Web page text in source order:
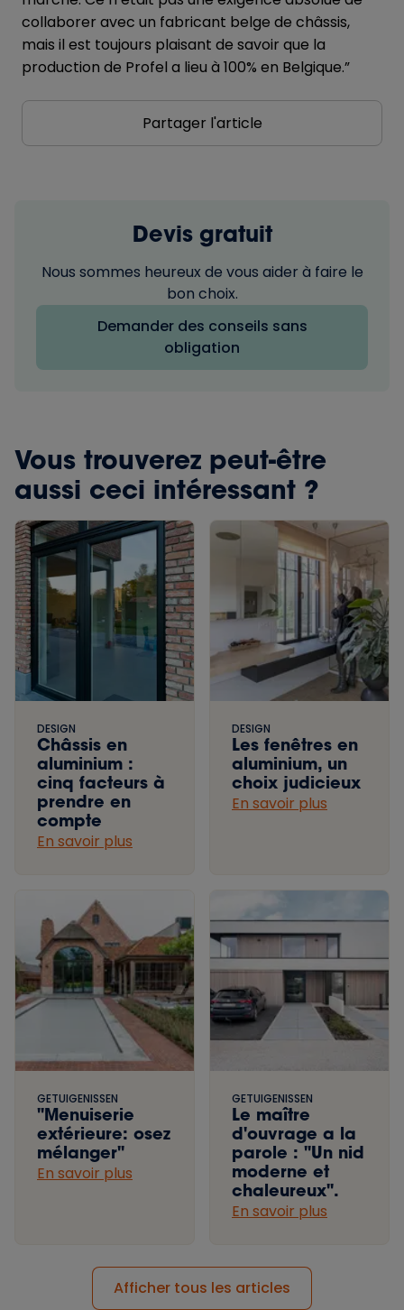
collaborer avec un fabricant belge de châssis,
mais il est toujours plaisant de savoir que la
production de Profel a lieu à 100% en Belgique.”
Partager l'article
Devis gratuit
Nous sommes heureux de vous aider à faire le
bon choix.
Demander des conseils sans
obligation
Vous trouverez peut-être
aussi ceci intéressant ?
DESIGN
Châssis en
aluminium :
cinq facteurs à
prendre en
compte
En savoir plus
DESIGN
Les fenêtres en
aluminium, un
choix judicieux
En savoir plus
GETUIGENISSEN
"Menuiserie
extérieure: osez
mélanger"
En savoir plus
GETUIGENISSEN
Le maître
d'ouvrage a la
parole : "Un nid
moderne et
chaleureux".
En savoir plus
Afficher tous les articles